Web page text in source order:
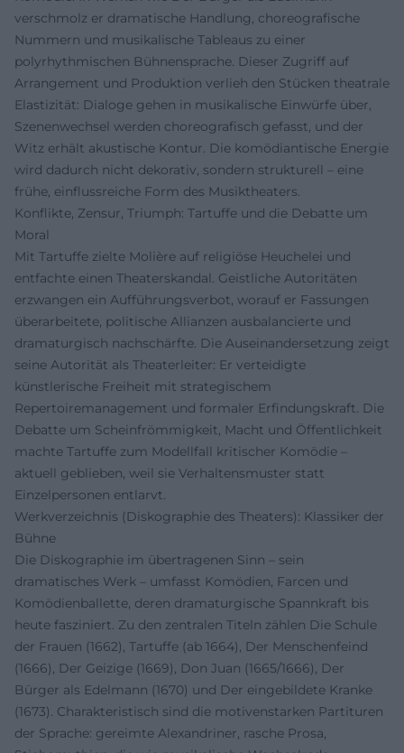
verschmolz er dramatische Handlung, choreografische
Nummern und musikalische Tableaus zu einer
polyrhythmischen Bühnensprache. Dieser Zugriff auf
Arrangement und Produktion verlieh den Stücken theatrale
Elastizität: Dialoge gehen in musikalische Einwürfe über,
Szenenwechsel werden choreografisch gefasst, und der
Witz erhält akustische Kontur. Die komödiantische Energie
wird dadurch nicht dekorativ, sondern strukturell – eine
frühe, einflussreiche Form des Musiktheaters.
Konflikte, Zensur, Triumph: Tartuffe und die Debatte um
Moral
Mit Tartuffe zielte Molière auf religiöse Heuchelei und
entfachte einen Theaterskandal. Geistliche Autoritäten
erzwangen ein Aufführungsverbot, worauf er Fassungen
überarbeitete, politische Allianzen ausbalancierte und
dramaturgisch nachschärfte. Die Auseinandersetzung zeigt
seine Autorität als Theaterleiter: Er verteidigte
künstlerische Freiheit mit strategischem
Repertoiremanagement und formaler Erfindungskraft. Die
Debatte um Scheinfrömmigkeit, Macht und Öffentlichkeit
machte Tartuffe zum Modellfall kritischer Komödie –
aktuell geblieben, weil sie Verhaltensmuster statt
Einzelpersonen entlarvt.
Werkverzeichnis (Diskographie des Theaters): Klassiker der
Bühne
Die Diskographie im übertragenen Sinn – sein
dramatisches Werk – umfasst Komödien, Farcen und
Komödienballette, deren dramaturgische Spannkraft bis
heute fasziniert. Zu den zentralen Titeln zählen Die Schule
der Frauen (1662), Tartuffe (ab 1664), Der Menschenfeind
(1666), Der Geizige (1669), Don Juan (1665/1666), Der
Bürger als Edelmann (1670) und Der eingebildete Kranke
(1673). Charakteristisch sind die motivenstarken Partituren
der Sprache: gereimte Alexandriner, rasche Prosa,